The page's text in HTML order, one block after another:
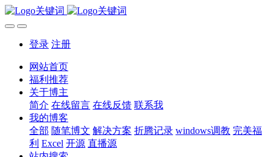
登录 注册
网站首页
福利推荐
关于博主
简介 在线留言 在线反馈 联系我
我的博客
全部 随笔博文 解决方案 折腾记录 windows调教 完美福
利 Excel 开源 直播源